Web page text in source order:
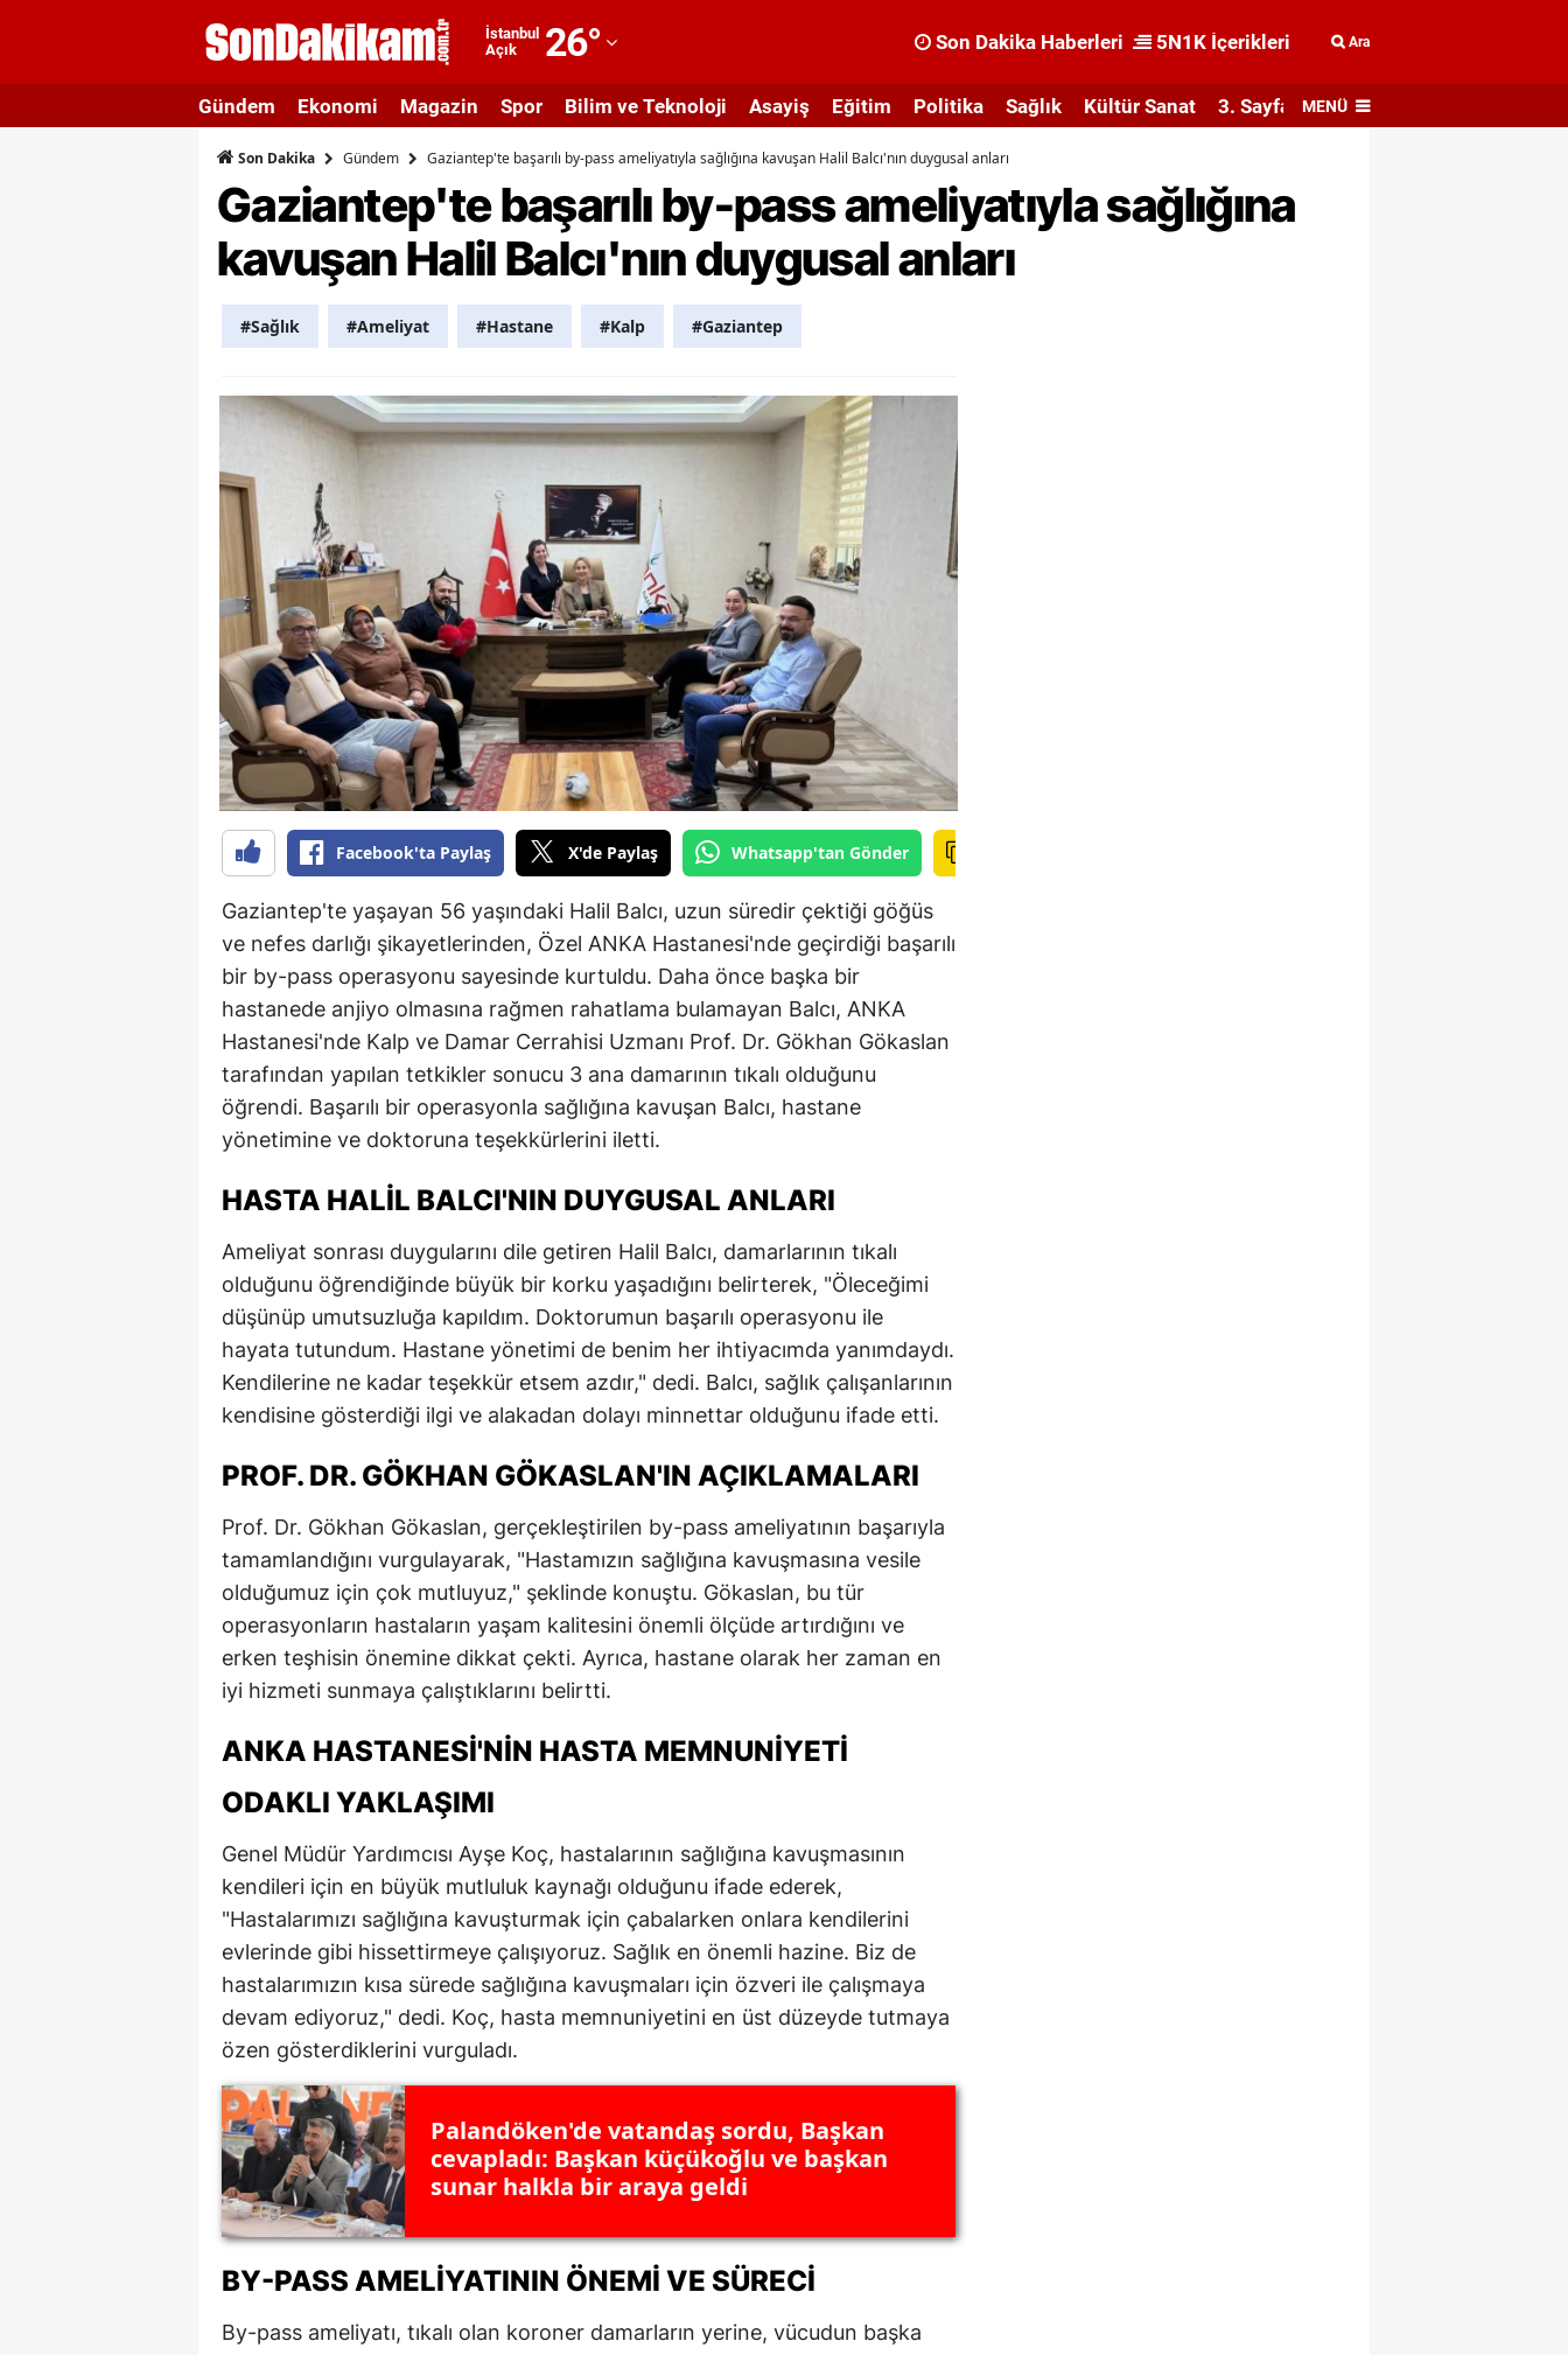
İstanbul
Açık
26°
Adıyaman
Afyonkarahisar
Ağrı
Amasya
Ankara
Artvin
Aydın
Balıkesir
Bilecik
Bingöl
Bitlis
Bolu
Burdur
Bursa
Çanakkale
Çankırı
Çorum
Denizli
Diyarbakır
Edirne
Elazığ
Erzurum
Eskişehir
Gaziantep
Giresun
Gümüşhane
Hakkari
Isparta
Mersin
İstanbul
İzmir
Kars
Kırklareli
Kırşehir
Kocaeli
Konya
Kütahya
Malatya
Manisa
Mardin
Son Dakika Haberleri 5N1K İçerikleri Ara
Gündem Ekonomi Magazin Spor Bilim ve Teknoloji Asayiş Eğitim Politika Sağlık Kültür Sanat 3. Sayfa MENÜ
Son Dakika Gündem Gaziantep'te başarılı by-pass ameliyatıyla sağlığına kavuşan Halil Balcı'nın duygusal anları
Gaziantep'te başarılı by-pass ameliyatıyla sağlığına
kavuşan Halil Balcı'nın duygusal anları
#Sağlık #Ameliyat #Hastane #Kalp #Gaziantep
Facebook'ta Paylaş X'de Paylaş Whatsapp'tan Gönder
Gaziantep'te yaşayan 56 yaşındaki Halil Balcı, uzun süredir çektiği göğüs
ve nefes darlığı şikayetlerinden, Özel ANKA Hastanesi'nde geçirdiği başarılı
bir by-pass operasyonu sayesinde kurtuldu. Daha önce başka bir
hastanede anjiyo olmasına rağmen rahatlama bulamayan Balcı, ANKA
Hastanesi'nde Kalp ve Damar Cerrahisi Uzmanı Prof. Dr. Gökhan Gökaslan
tarafından yapılan tetkikler sonucu 3 ana damarının tıkalı olduğunu
öğrendi. Başarılı bir operasyonla sağlığına kavuşan Balcı, hastane
yönetimine ve doktoruna teşekkürlerini iletti.
HASTA HALIL BALCI'NIN DUYGUSAL ANLARI
Ameliyat sonrası duygularını dile getiren Halil Balcı, damarlarının tıkalı
olduğunu öğrendiğinde büyük bir korku yaşadığını belirterek, "Öleceğimi
düşünüp umutsuzluğa kapıldım. Doktorumun başarılı operasyonu ile
hayata tutundum. Hastane yönetimi de benim her ihtiyacımda yanımdaydı.
Kendilerine ne kadar teşekkür etsem azdır," dedi. Balcı, sağlık çalışanlarının
kendisine gösterdiği ilgi ve alakadan dolayı minnettar olduğunu ifade etti.
PROF. DR. GÖKHAN GÖKASLAN'IN AÇIKLAMALARI
Prof. Dr. Gökhan Gökaslan, gerçekleştirilen by-pass ameliyatının başarıyla
tamamlandığını vurgulayarak, "Hastamızın sağlığına kavuşmasına vesile
olduğumuz için çok mutluyuz," şeklinde konuştu. Gökaslan, bu tür
operasyonların hastaların yaşam kalitesini önemli ölçüde artırdığını ve
erken teşhisin önemine dikkat çekti. Ayrıca, hastane olarak her zaman en
iyi hizmeti sunmaya çalıştıklarını belirtti.
ANKA HASTANESI'NIN HASTA MEMNUNIYETI
ODAKLI YAKLAŞIMI
Genel Müdür Yardımcısı Ayşe Koç, hastalarının sağlığına kavuşmasının
kendileri için en büyük mutluluk kaynağı olduğunu ifade ederek,
"Hastalarımızı sağlığına kavuşturmak için çabalarken onlara kendilerini
evlerinde gibi hissettirmeye çalışıyoruz. Sağlık en önemli hazine. Biz de
hastalarımızın kısa sürede sağlığına kavuşmaları için özveri ile çalışmaya
devam ediyoruz," dedi. Koç, hasta memnuniyetini en üst düzeyde tutmaya
özen gösterdiklerini vurguladı.
Palandöken'de vatandaş sordu, Başkan
cevapladı: Başkan küçükoğlu ve başkan
sunar halkla bir araya geldi
BY-PASS AMELIYATININ ÖNEMI VE SÜRECI
By-pass ameliyatı, tıkalı olan koroner damarların yerine, vücudun başka